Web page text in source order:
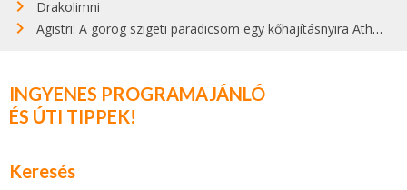
Drakolimni
Agistri: A görög szigeti paradicsom egy kőhajításnyira Athéntól
INGYENES PROGRAMAJÁNLÓ
ÉS ÚTI TIPPEK!
Keresés